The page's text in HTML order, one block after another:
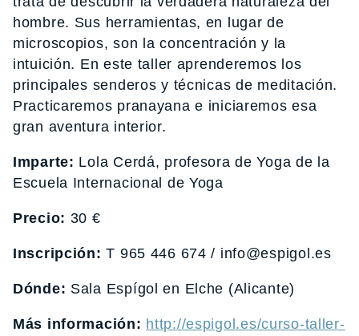
hombre. Sus herramientas, en lugar de
microscopios, son la concentración y la
intuición. En este taller aprenderemos los
principales senderos y técnicas de meditación.
Practicaremos pranayana e iniciaremos esa
gran aventura interior.
Imparte: Lola Cerdá, profesora de Yoga de la
Escuela Internacional de Yoga
Precio: 30 €
Inscripción: T 965 446 674 / info@espigol.es
Dónde: Sala Espígol en Elche (Alicante)
Más información: http://espigol.es/curso-taller-